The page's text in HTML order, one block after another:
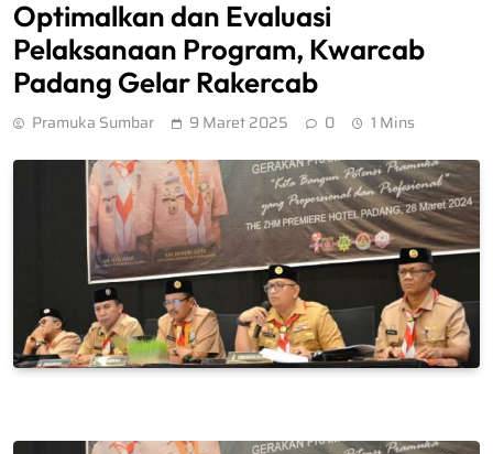
Optimalkan dan Evaluasi
Pelaksanaan Program, Kwarcab
Padang Gelar Rakercab
Pramuka Sumbar 9 Maret 2025 0 1 Mins